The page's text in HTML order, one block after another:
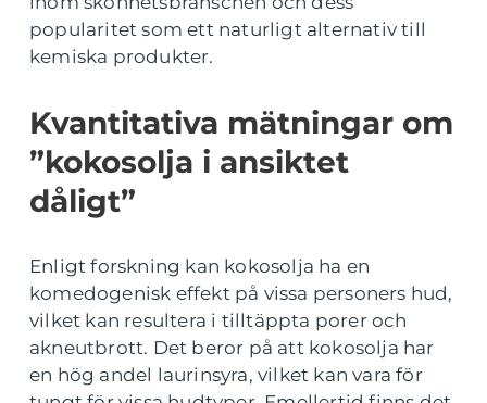
popularitet som ett naturligt alternativ till
kemiska produkter.
Kvantitativa mätningar om
”kokosolja i ansiktet
dåligt”
Enligt forskning kan kokosolja ha en
komedogenisk effekt på vissa personers hud,
vilket kan resultera i tilltäppta porer och
akneutbrott. Det beror på att kokosolja har
en hög andel laurinsyra, vilket kan vara för